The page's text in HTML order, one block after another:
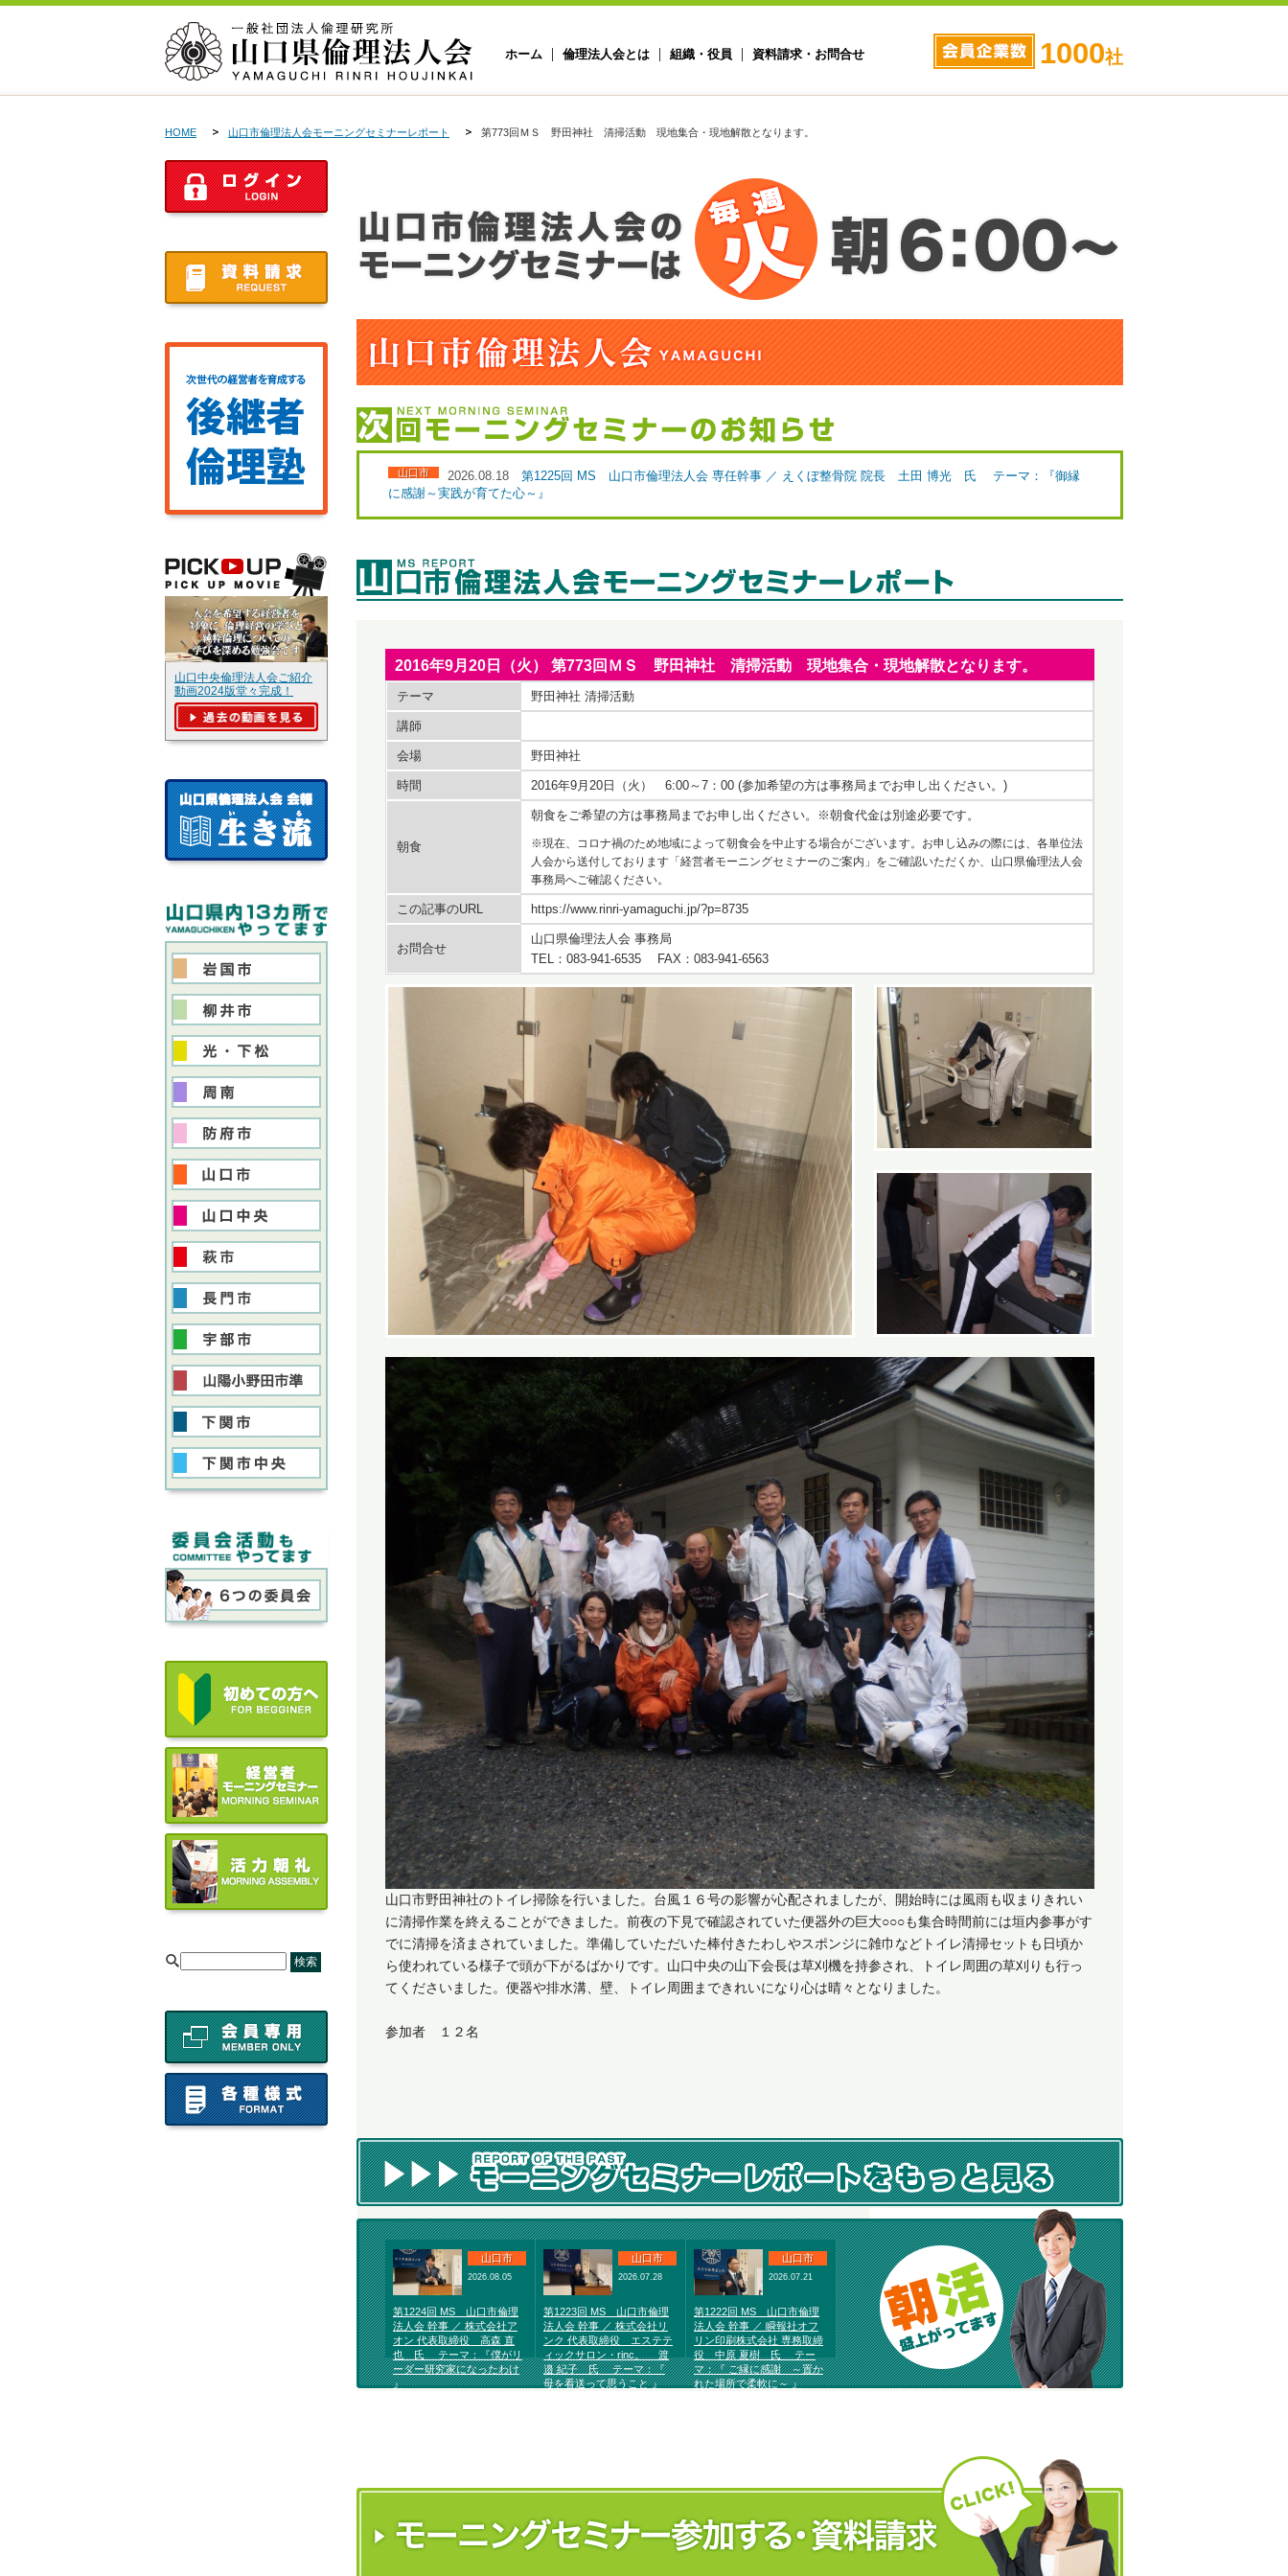
ホーム 倫理法人会とは 組織・役員 資料請求・お問合せ 1000社
HOME 山口市倫理法人会モーニングセミナーレポート 第773回ＭＳ 野田神社 清掃活動 現地集合・現地解散となります。
山口市 2026.08.18
第1225回 MS 山口市倫理法人会 専任幹事 ／ えくぼ整骨院 院長 土田 博光 氏 テーマ：『御縁
に感謝～実践が育てた心～』
2016年9月20日（火） 第773回ＭＳ 野田神社 清掃活動 現地集合・現地解散となります。
テーマ 野田神社 清掃活動
講師
会場 野田神社
時間 2016年9月20日（火） 6:00～7：00 (参加希望の方は事務局までお申し出ください。)
朝食
朝食をご希望の方は事務局までお申し出ください。※朝食代金は別途必要です。
※現在、コロナ禍のため地域によって朝食会を中止する場合がございます。お申し込みの際には、各単位法
人会から送付しております「経営者モーニングセミナーのご案内」をご確認いただくか、山口県倫理法人会
事務局へご確認ください。
この記事のURL https://www.rinri-yamaguchi.jp/?p=8735
お問合せ
山口県倫理法人会 事務局
TEL：083-941-6535 FAX：083-941-6563
山口市野田神社のトイレ掃除を行いました。台風１６号の影響が心配されましたが、開始時には風雨も収まりきれい
に清掃作業を終えることができました。前夜の下見で確認されていた便器外の巨大○○○も集合時間前には垣内参事がす
でに清掃を済まされていました。準備していただいた棒付きたわしやスポンジに雑巾などトイレ清掃セットも日頃か
ら使われている様子で頭が下がるばかりです。山口中央の山下会長は草刈機を持参され、トイレ周囲の草刈りも行っ
てくださいました。便器や排水溝、壁、トイレ周囲まできれいになり心は晴々となりました。
参加者 １２名
山口市
2026.08.05
第1224回 MS 山口市倫理
法人会 幹事 ／ 株式会社ア
オン 代表取締役 高森 直
也 氏 テーマ：『僕がリ
ーダー研究家になったわけ
』
山口市
2026.07.28
第1223回 MS 山口市倫理
法人会 幹事 ／ 株式会社リ
ンク 代表取締役 エステテ
ィックサロン・rinc。 渡
邉 紀子 氏 テーマ：『
母を看送って思うこと 』
山口市
2026.07.21
第1222回 MS 山口市倫理
法人会 幹事 ／ 瞬報社オフ
リン印刷株式会社 専務取締
役 中原 夏樹 氏 テー
マ：『 ご縁に感謝 ～置か
れた場所で柔軟に～ 』
山口中央倫理法人会ご紹介
動画2024版堂々完成！
[